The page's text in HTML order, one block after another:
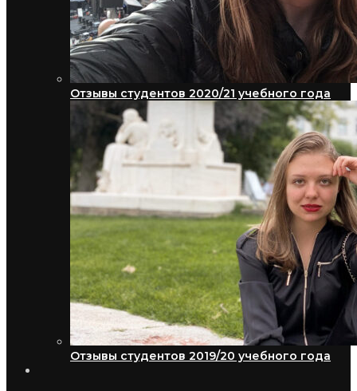
Отзывы студентов 2020/21 учебного года
Отзывы студентов 2019/20 учебного года